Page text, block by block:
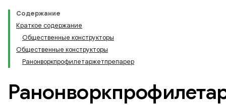
Содержание
Краткое содержание
Общественные конструкторы
Общественные конструкторы
Ранонворкпрофилетаржетпрепарер